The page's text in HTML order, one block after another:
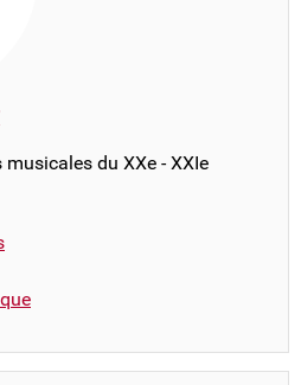
du XXe - XXIe